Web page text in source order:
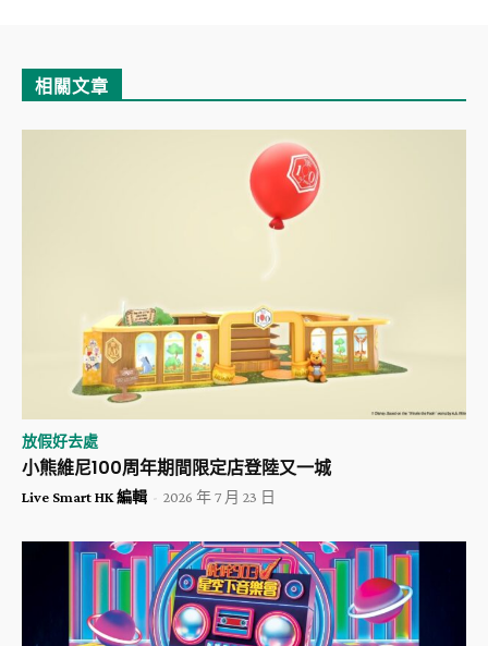
相關文章
放假好去處
小熊維尼100周年期間限定店登陸又一城
Live Smart HK 編輯 - 2026 年 7 月 23 日